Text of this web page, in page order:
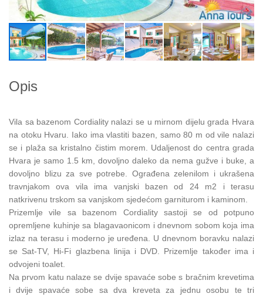
Opis
Vila sa bazenom Cordiality nalazi se u mirnom dijelu grada Hvara
na otoku Hvaru. Iako ima vlastiti bazen, samo 80 m od vile nalazi
se i plaža sa kristalno čistim morem. Udaljenost do centra grada
Hvara je samo 1.5 km, dovoljno daleko da nema gužve i buke, a
dovoljno blizu za sve potrebe. Ograđena zelenilom i ukrašena
travnjakom ova vila ima vanjski bazen od 24 m2 i terasu
natkrivenu trskom sa vanjskom sjedećom garniturom i kaminom.
Prizemlje vile sa bazenom Cordiality sastoji se od potpuno
opremljene kuhinje sa blagavaonicom i dnevnom sobom koja ima
izlaz na terasu i moderno je uređena. U dnevnom boravku nalazi
se Sat-TV, Hi-Fi glazbena linija i DVD. Prizemlje također ima i
odvojeni toalet.
Na prvom katu nalaze se dvije spavaće sobe s bračnim krevetima
i dvije spavaće sobe sa dva kreveta za jednu osobu te tri